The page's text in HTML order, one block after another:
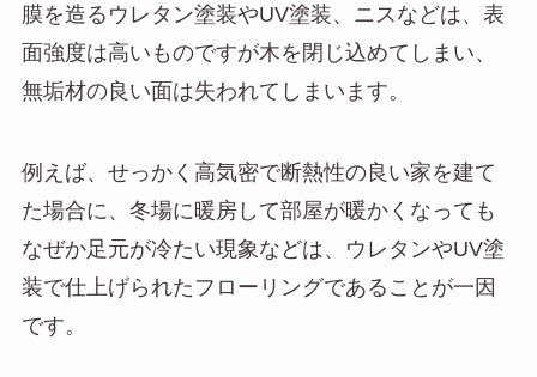
膜を造るウレタン塗装やUV塗装、ニスなどは、表
面強度は高いものですが木を閉じ込めてしまい、
無垢材の良い面は失われてしまいます。
例えば、せっかく高気密で断熱性の良い家を建て
た場合に、冬場に暖房して部屋が暖かくなっても
なぜか足元が冷たい現象などは、ウレタンやUV塗
装で仕上げられたフローリングであることが一因
です。